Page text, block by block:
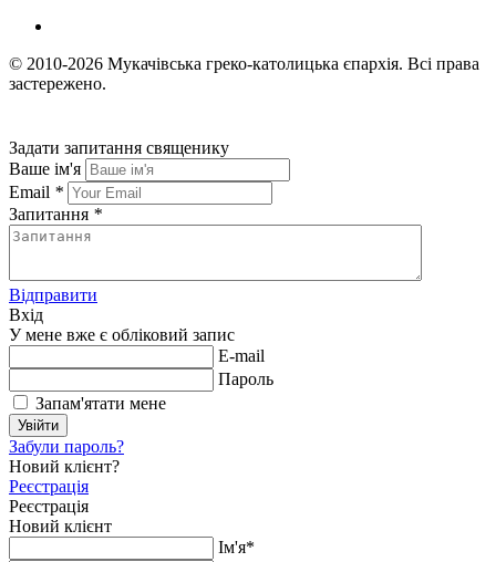
© 2010-2026 Мукачівська греко-католицька єпархія. Всі права
застережено.
Задати запитання священику
Ваше ім'я
Email *
Запитання *
Відправити
Вхід
У мене вже є обліковий запис
E-mail
Пароль
Запам'ятати мене
Увійти
Забули пароль?
Новий клієнт?
Реєстрація
Реєстрація
Новий клієнт
Ім'я*